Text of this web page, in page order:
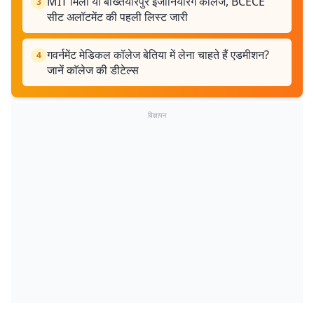
सीट अलॉटमेंट की पहली लिस्ट जारी
4 गवर्नमेंट मेडिकल कॉलेज बेतिया में लेना चाहते हैं एडमीशन?
जानें काॅलेज की डीटेल्स
विज्ञापन